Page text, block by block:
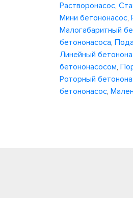
Растворонасос,
Мини бетононасос,
Малогабаритный
бетононасоса,
Линейный
бетононасосом,
Роторный
бетононасос,